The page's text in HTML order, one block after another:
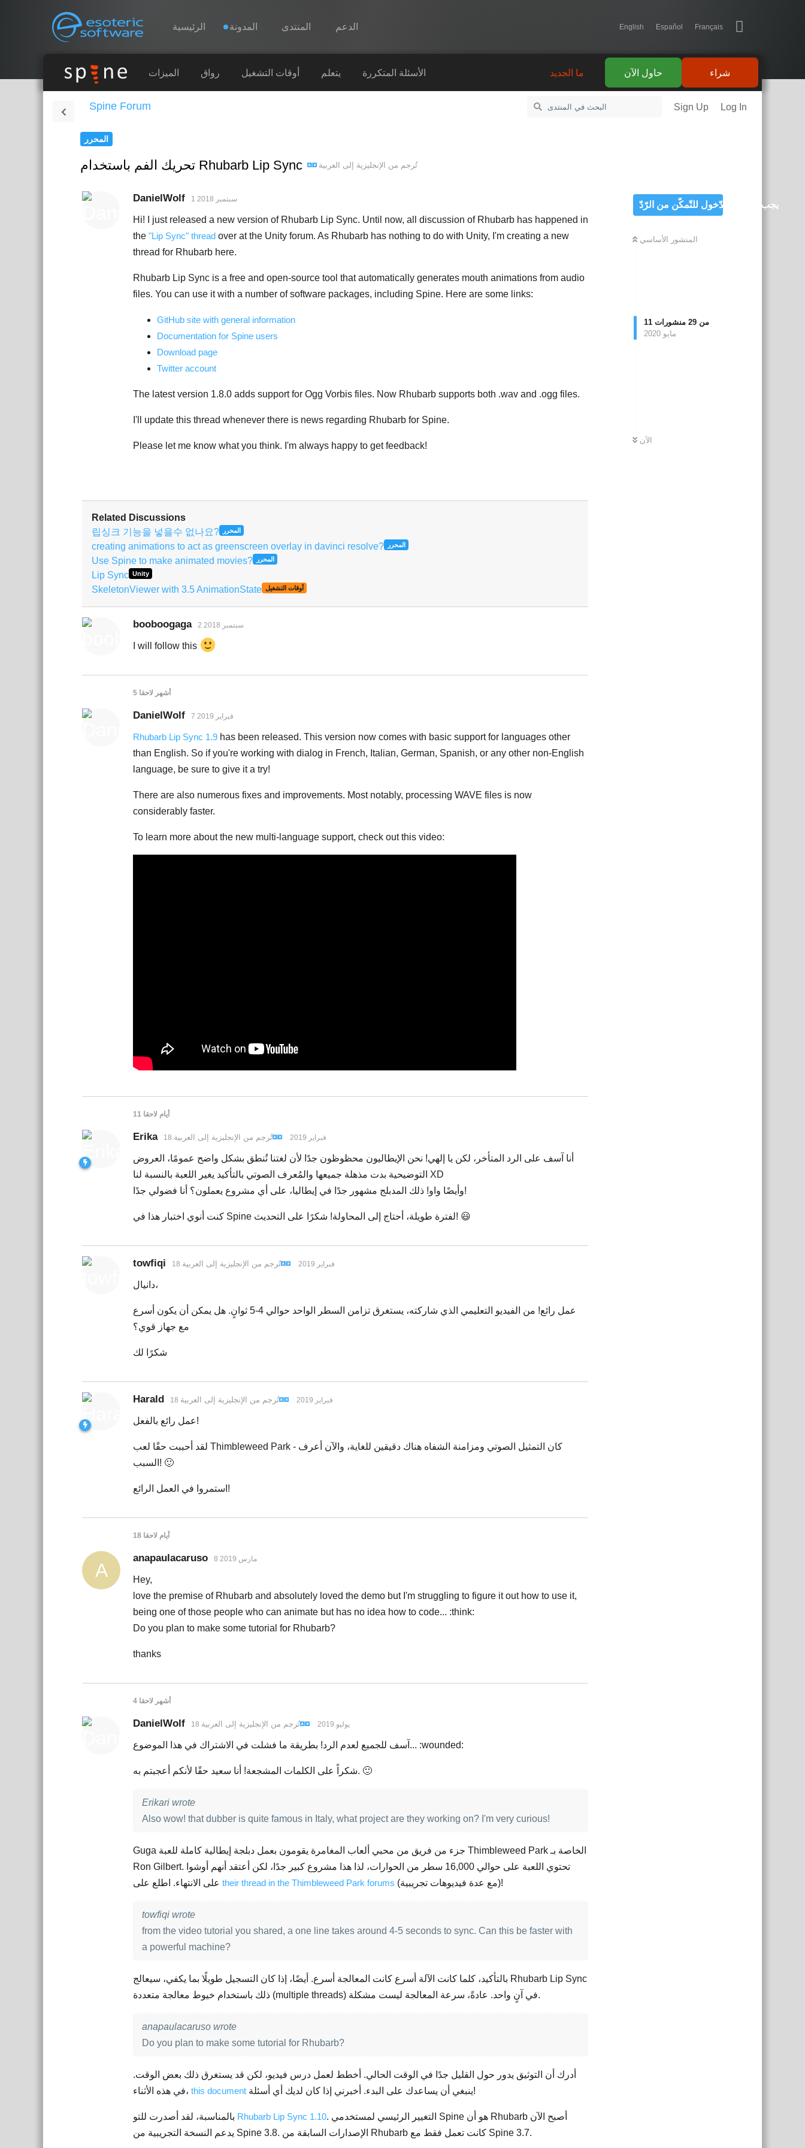
Esoteric Software
Navigation الرئيسية المدونة المنتدى الدعم English Español Français
Spine
يتعلم
حاول الآن
شراء
الميزات رواق أوقات التشغيل يتعلم الأسئلة المتكررة شراء حاول الآن ما الجديد
Spine Forum Sign Up Log In
المحرر
تحريك الفم باستخدام Rhubarb Lip Sync تُرجم من الإنجليزية إلى العربية
يجب تسجيل الدّخول للتّمكّن من الرّدّ
المنشور الأساسي
11 من 29 منشورات
مايو 2020
الآن
DanielWolf 1 سبتمبر 2018
Hi! I just released a new version of Rhubarb Lip Sync. Until now, all discussion of Rhubarb has happened in
the "Lip Sync" thread over at the Unity forum. As Rhubarb has nothing to do with Unity, I'm creating a new
thread for Rhubarb here.
Rhubarb Lip Sync is a free and open-source tool that automatically generates mouth animations from audio
files. You can use it with a number of software packages, including Spine. Here are some links:
GitHub site with general information
Documentation for Spine users
Download page
Twitter account
The latest version 1.8.0 adds support for Ogg Vorbis files. Now Rhubarb supports both .wav and .ogg files.
I'll update this thread whenever there is news regarding Rhubarb for Spine.
Please let me know what you think. I'm always happy to get feedback!
Related Discussions
립싱크 기능을 넣을수 없나요?
المحرر
creating animations to act as greenscreen overlay in davinci resolve? المحرر
Use Spine to make animated movies? المحرر
Lip Sync Unity
SkeletonViewer with 3.5 AnimationState أوقات التشغيل
booboogaga 2 سبتمبر 2018
I will follow this
5 أشهر لاحقا
DanielWolf 7 فبراير 2019
Rhubarb Lip Sync 1.9 has been released. This version now comes with basic support for languages other
than English. So if you're working with dialog in French, Italian, German, Spanish, or any other non-English
language, be sure to give it a try!
There are also numerous fixes and improvements. Most notably, processing WAVE files is now
considerably faster.
To learn more about the new multi-language support, check out this video:
11 أيام لاحقا
Erika 18 فبراير 2019 تُرجم من الإنجليزية إلى العربية
أنا آسف على الرد المتأخر، لكن يا إلهي! نحن الإيطاليون محظوظون جدًا لأن لغتنا تُنطق بشكل واضح عمومًا، العروض
التوضيحية بدت مذهلة جميعها والمُعرف الصوتي بالتأكيد يغير اللعبة بالنسبة لنا XD
وأيضًا واو! ذلك المدبلج مشهور جدًا في إيطاليا، على أي مشروع يعملون؟ أنا فضولي جدًا!
كنت أنوي اختبار هذا في Spine لفترة طويلة، أحتاج إلى المحاولة! شكرًا على التحديث! 😃
towfiqi 18 فبراير 2019 تُرجم من الإنجليزية إلى العربية
دانيال،
عمل رائع! من الفيديو التعليمي الذي شاركته، يستغرق تزامن السطر الواحد حوالي 4-5 ثوانٍ. هل يمكن أن يكون أسرع
مع جهاز قوي؟
شكرًا لك
Harald 18 فبراير 2019 تُرجم من الإنجليزية إلى العربية
عمل رائع بالفعل!
لقد أحببت حقًا لعب Thimbleweed Park - كان التمثيل الصوتي ومزامنة الشفاه هناك دقيقين للغاية، والآن أعرف
السبب! 🙂
استمروا في العمل الرائع!
18 أيام لاحقا
A
anapaulacaruso 8 مارس 2019
Hey,
love the premise of Rhubarb and absolutely loved the demo but I'm struggling to figure it out how to use it,
being one of those people who can animate but has no idea how to code... :think:
Do you plan to make some tutorial for Rhubarb?
thanks
4 أشهر لاحقا
DanielWolf 18 يوليو 2019 تُرجم من الإنجليزية إلى العربية
آسف للجميع لعدم الرد! بطريقة ما فشلت في الاشتراك في هذا الموضوع... :wounded:
شكراً على الكلمات المشجعة! أنا سعيد حقًا لأنكم أعجبتم به. 🙂
Erikari wrote
Also wow! that dubber is quite famous in Italy, what project are they working on? I'm very curious!
Guga جزء من فريق من محبي ألعاب المغامرة يقومون بعمل دبلجة إيطالية كاملة للعبة Thimbleweed Park الخاصة بـ
Ron Gilbert. تحتوي اللعبة على حوالي 16,000 سطر من الحوارات، لذا هذا مشروع كبير جدًا، لكن أعتقد أنهم أوشوا
their thread in the Thimbleweed Park forums (مع عدة فيديوهات تجريبية)!
towfiqi wrote
from the video tutorial you shared, a one line takes around 4-5 seconds to sync. Can this be faster with
a powerful machine?
بالتأكيد، كلما كانت الآلة أسرع كانت المعالجة أسرع. أيضًا، إذا كان التسجيل طويلًا بما يكفي، سيعالج Rhubarb Lip Sync
ذلك باستخدام خيوط معالجة متعددة (multiple threads) في آنٍ واحد. عادةً، سرعة المعالجة ليست مشكلة.
anapaulacaruso wrote
Do you plan to make some tutorial for Rhubarb?
أدرك أن التوثيق يدور حول القليل جدًا في الوقت الحالي. أخطط لعمل درس فيديو، لكن قد يستغرق ذلك بعض الوقت.
في هذه الأثناء، this document ينبغي أن يساعدك على البدء. أخبرني إذا كان لديك أي أسئلة!
Rhubarb Lip Sync 1.10. التغيير الرئيسي لمستخدمي Spine هو أن Rhubarb أصبح الآن
يدعم النسخة التجريبية من Spine 3.8. الإصدارات السابقة من Rhubarb كانت تعمل فقط مع Spine 3.7.